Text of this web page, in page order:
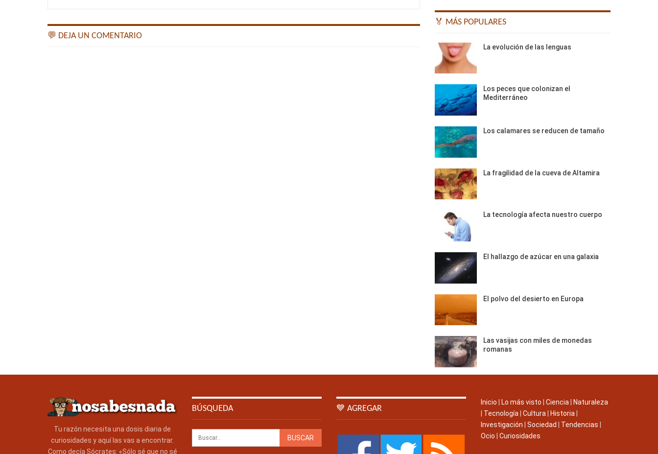
💬 DEJA UN COMENTARIO
🏅 MÁS POPULARES
La evolución de las lenguas
Los peces que colonizan el
Mediterráneo
Los calamares se reducen de tamaño
La fragilidad de la cueva de Altamira
La tecnología afecta nuestro cuerpo
El hallazgo de azúcar en una galaxia
El polvo del desierto en Europa
Las vasijas con miles de monedas
romanas
Tu razón necesita una dosis diaria de
curiosidades y aquí las vas a encontrar.
Como decía Sócrates: «Sólo sé que no sé
BÚSQUEDA 💙 AGREGAR
Inicio Lo más visto Ciencia
Naturaleza
Tecnología Cultura Historia
Investigación
Sociedad Tendencias
Ocio
Curiosidades